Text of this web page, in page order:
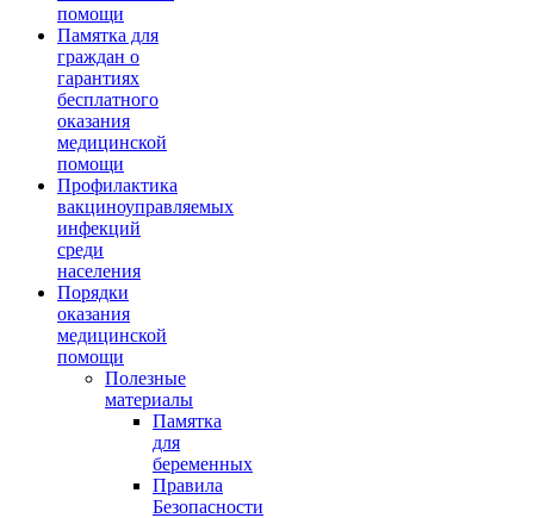
помощи
Памятка для
граждан о
гарантиях
бесплатного
оказания
медицинской
помощи
Профилактика
вакциноуправляемых
инфекций
среди
населения
Порядки
оказания
медицинской
помощи
Полезные
материалы
Памятка
для
беременных
Правила
Безопасности